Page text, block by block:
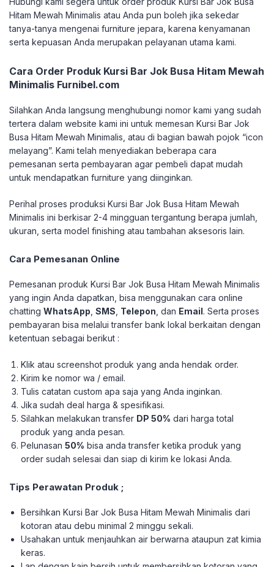
Hitam Mewah Minimalis atau Anda pun boleh jika sekedar
tanya-tanya mengenai furniture jepara, karena kenyamanan
serta kepuasan Anda merupakan pelayanan utama kami.
Cara Order Produk Kursi Bar Jok Busa Hitam Mewah
Minimalis Furnibel.com
Silahkan Anda langsung menghubungi nomor kami yang sudah
tertera dalam website kami ini untuk memesan Kursi Bar Jok
Busa Hitam Mewah Minimalis, atau di bagian bawah pojok “icon
melayang”. Kami telah menyediakan beberapa cara
pemesanan serta pembayaran agar pembeli dapat mudah
untuk mendapatkan furniture yang diinginkan.
Perihal proses produksi Kursi Bar Jok Busa Hitam Mewah
Minimalis ini berkisar 2-4 mingguan tergantung berapa jumlah,
ukuran, serta model finishing atau tambahan aksesoris lain.
Cara Pemesanan Online
Pemesanan produk Kursi Bar Jok Busa Hitam Mewah Minimalis
yang ingin Anda dapatkan, bisa menggunakan cara online
chatting WhatsApp SMS Telepon , dan Email. Serta proses
pembayaran bisa melalui transfer bank lokal berkaitan dengan
ketentuan sebagai berikut :
Klik atau screenshot produk yang anda hendak order.
Kirim ke nomor wa / email.
Tulis catatan custom apa saja yang Anda inginkan.
Jika sudah deal harga & spesifikasi.
Silahkan melakukan transfer DP 50% dari harga total
produk yang anda pesan.
Pelunasan50% bisa anda transfer ketika produk yang
order sudah selesai dan siap di kirim ke lokasi Anda.
Tips Perawatan Produk ;
Bersihkan Kursi Bar Jok Busa Hitam Mewah Minimalis dari
kotoran atau debu minimal 2 minggu sekali.
Usahakan untuk menjauhkan air berwarna ataupun zat kimia
keras.